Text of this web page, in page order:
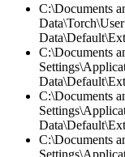
C:\Documents
Data\Torch\User
C:\Documents
C:\Documents
C:\Documents